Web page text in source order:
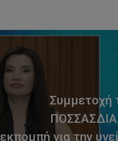
Συμμετοχή
εκπομπή για την